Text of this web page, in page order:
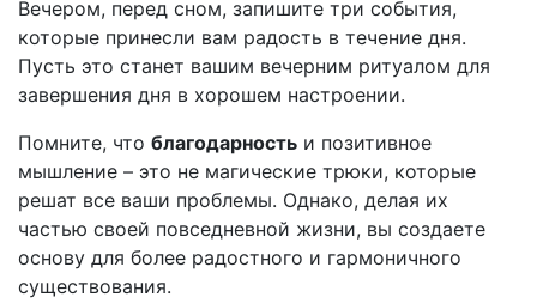
Вечером, перед сном, запишите три события,
которые принесли вам радость в течение дня.
Пусть это станет вашим вечерним ритуалом для
завершения дня в хорошем настроении.
Помните, что благодарность и позитивное
мышление – это не магические трюки, которые
решат все ваши проблемы. Однако, делая их
частью своей повседневной жизни, вы создаете
основу для более радостного и гармоничного
существования.